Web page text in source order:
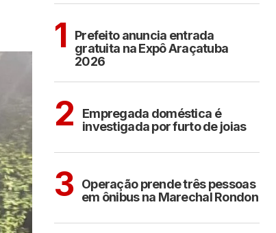
1
Prefeito anuncia entrada
gratuita na Expô Araçatuba
2026
2
Empregada doméstica é
investigada por furto de joias
3 Operação prende três pessoas
em ônibus na Marechal Rondon